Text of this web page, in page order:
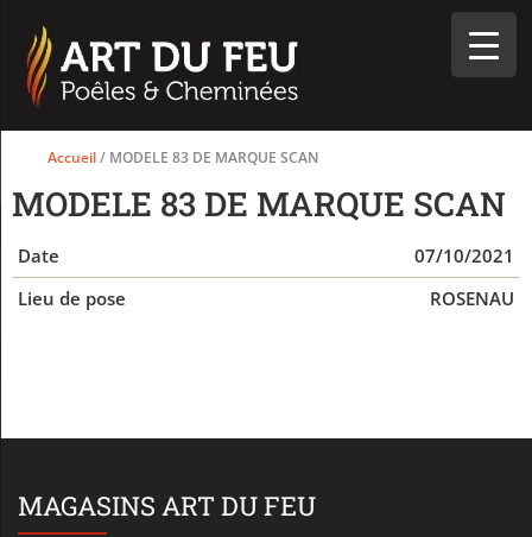
Accueil/ MODELE 83 DE MARQUE SCAN
MODELE 83 DE MARQUE SCAN
Date
07/10/2021
Lieu de pose
ROSENAU
MAGASINS ART DU FEU